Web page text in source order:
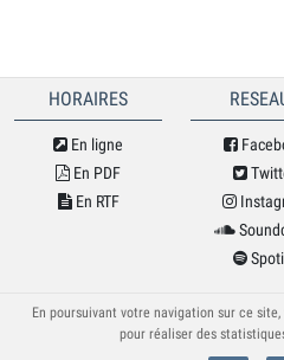
HORAIRES
En ligne
En PDF
En RTF
© Cybele
En poursuivant votre navigation sur ce
pour réaliser des